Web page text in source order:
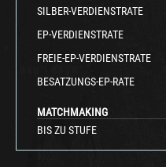
SILBER-VERDIENSTRATE
EP-VERDIENSTRATE
FREIE-EP-VERDIENSTRATE
BESATZUNGS-EP-RATE
MATCHMAKING
BIS ZU STUFE